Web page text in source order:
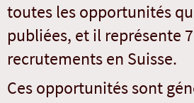
toutes les opportunités
publiées, et il représente
recrutements en Suisse.
Ces opportunités sont